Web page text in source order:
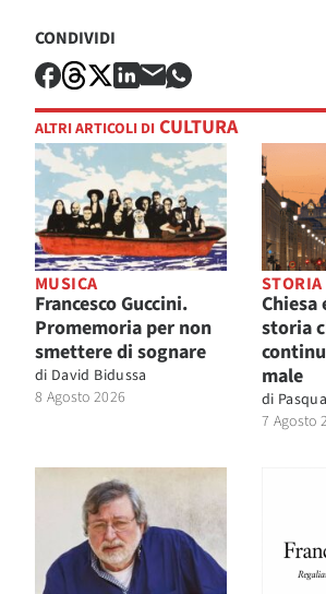
CONDIVIDI
ALTRI ARTICOLI DI CULTURA
MUSICA
Francesco Guccini.
Promemoria per non
smettere di sognare
di David Bidussa
8 Agosto 2026
STORIA
Chiesa
storia
male
di
7 Agosto